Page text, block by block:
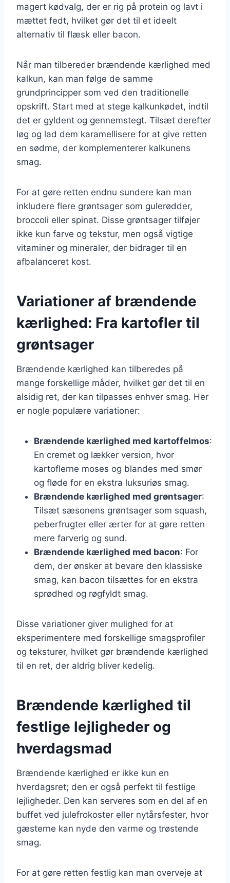
magert kødvalg, der er rig på protein og lavt i
mættet fedt, hvilket gør det til et ideelt
alternativ til flæsk eller bacon.
Når man tilbereder brændende kærlighed med
kalkun, kan man følge de samme
grundprincipper som ved den traditionelle
opskrift. Start med at stege kalkunkødet, indtil
det er gyldent og gennemstegt. Tilsæt derefter
løg og lad dem karamellisere for at give retten
en sødme, der komplementerer kalkunens
smag.
For at gøre retten endnu sundere kan man
inkludere flere grøntsager som gulerødder,
broccoli eller spinat. Disse grøntsager tilføjer
ikke kun farve og tekstur, men også vigtige
vitaminer og mineraler, der bidrager til en
afbalanceret kost.
Variationer af brændende
kærlighed: Fra kartofler til
grøntsager
Brændende kærlighed kan tilberedes på
mange forskellige måder, hvilket gør det til en
alsidig ret, der kan tilpasses enhver smag. Her
er nogle populære variationer:
Brændende kærlighed med kartoffelmos:
En cremet og lækker version, hvor
kartoflerne moses og blandes med smør
og fløde for en ekstra luksuriøs smag.
Brændende kærlighed med grøntsager:
Tilsæt sæsonens grøntsager som squash,
peberfrugter eller ærter for at gøre retten
mere farverig og sund.
Brændende kærlighed med bacon: For
dem, der ønsker at bevare den klassiske
smag, kan bacon tilsættes for en ekstra
sprødhed og røgfyldt smag.
Disse variationer giver mulighed for at
eksperimentere med forskellige smagsprofiler
og teksturer, hvilket gør brændende kærlighed
til en ret, der aldrig bliver kedelig.
Brændende kærlighed til
festlige lejligheder og
hverdagsmad
Brændende kærlighed er ikke kun en
hverdagsret; den er også perfekt til festlige
lejligheder. Den kan serveres som en del af en
buffet ved julefrokoster eller nytårsfester, hvor
gæsterne kan nyde den varme og trøstende
smag.
For at gøre retten festlig kan man overveje at